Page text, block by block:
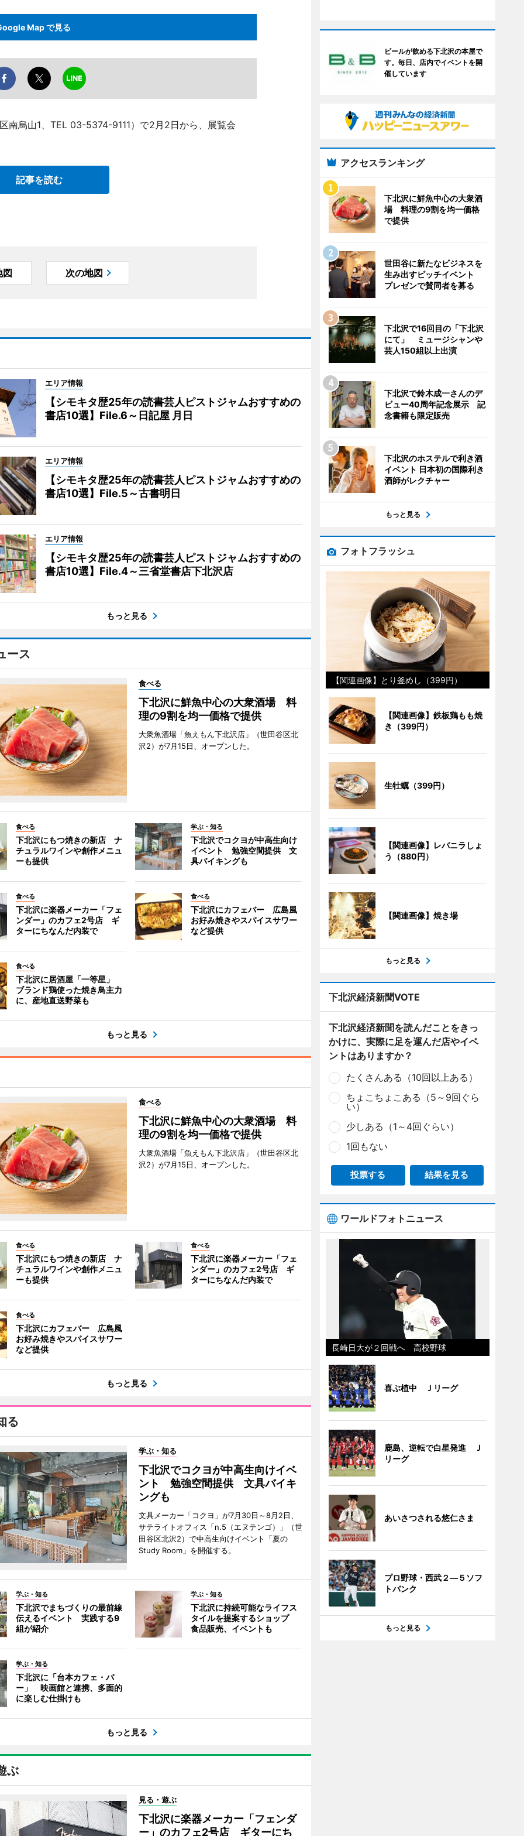
Map で見る
南烏山1、TEL 03-5374-9111）で2月2日から、展覧会
記事を読む
図 次の地図
エリア情報
【シモキタ歴25年の読書芸人ピストジャムおすすめの
書店10選】File.6～日記屋 月日
エリア情報
【シモキタ歴25年の読書芸人ピストジャムおすすめの
書店10選】File.5～古書明日
エリア情報
【シモキタ歴25年の読書芸人ピストジャムおすすめの
書店10選】File.4～三省堂書店下北沢店
もっと見る
ース
食べる
下北沢に鮮魚中心の大衆酒場 料
理の9割を均一価格で提供
大衆魚酒場「魚えもん下北沢店」（世田谷区北
沢2）が7月15日、オープンした。
食べる
下北沢にもつ焼きの新店 ナ
チュラルワインや創作メニュ
ーも提供
学ぶ・知る
下北沢でコクヨが中高生向け
イベント 勉強空間提供 文
具バイキングも
食べる
下北沢に楽器メーカー「フェ
ンダー」のカフェ2号店 ギ
ターにちなんだ内装で
食べる
下北沢にカフェバー 広島風
お好み焼きやスパイスサワー
など提供
食べる
下北沢に居酒屋「一等星」
ブランド鶏使った焼き鳥主力
に、産地直送野菜も
もっと見る
食べる
下北沢に鮮魚中心の大衆酒場 料
理の9割を均一価格で提供
大衆魚酒場「魚えもん下北沢店」（世田谷区北
沢2）が7月15日、オープンした。
食べる
下北沢にもつ焼きの新店 ナ
チュラルワインや創作メニュ
ーも提供
食べる
下北沢に楽器メーカー「フェ
ンダー」のカフェ2号店 ギ
ターにちなんだ内装で
食べる
下北沢にカフェバー 広島風
お好み焼きやスパイスサワー
など提供
もっと見る
る
学ぶ・知る
下北沢でコクヨが中高生向けイベ
ント 勉強空間提供 文具バイキ
ングも
文具メーカー「コクヨ」が7月30日～8月2日、
サテライトオフィス「n.5（エヌテンゴ）」（世
田谷区北沢2）で中高生向けイベント「夏の
Study Room」を開催する。
学ぶ・知る
下北沢でまちづくりの最前線
伝えるイベント 実践する9
組が紹介
学ぶ・知る
下北沢に持続可能なライフス
タイルを提案するショップ
食品販売、イベントも
学ぶ・知る
下北沢に「台本カフェ・バ
ー」 映画館と連携、多面的
に楽しむ仕掛けも
もっと見る
ぶ
見る・遊ぶ
下北沢に楽器メーカー「フェンダ
ー」のカフェ2号店 ギターにち
ビールが飲める下北沢の本屋で
す。毎日、店内でイベントを開
催しています
アクセスランキング
下北沢に鮮魚中心の大衆酒
場 料理の9割を均一価格
で提供
世田谷に新たなビジネスを
生み出すピッチイベント
プレゼンで賛同者を募る
下北沢で16回目の「下北沢
にて」 ミュージシャンや
芸人150組以上出演
下北沢で鈴木成一さんのデ
ビュー40周年記念展示 記
念書籍も限定販売
下北沢のホステルで利き酒
イベント 日本初の国際利き
酒師がレクチャー
もっと見る
フォトフラッシュ
【関連画像】とり釜めし（399円）
【関連画像】鉄板鶏もも焼
き（399円）
生牡蠣（399円）
【関連画像】レバニラしょ
う（880円）
【関連画像】焼き場
もっと見る
下北沢経済新聞VOTE
下北沢経済新聞を読んだことをきっ
かけに、実際に足を運んだ店やイベ
ントはありますか？
たくさんある（10回以上ある）
ちょこちょこある（5～9回ぐら
い）
少しある（1～4回ぐらい）
1回もない
投票する 結果を見る
ワールドフォトニュース
長崎日大が２回戦へ 高校野球
喜ぶ植中 Ｊリーグ
鹿島、逆転で白星発進 Ｊ
リーグ
あいさつされる悠仁さま
プロ野球・西武２―５ソフ
トバンク
もっと見る